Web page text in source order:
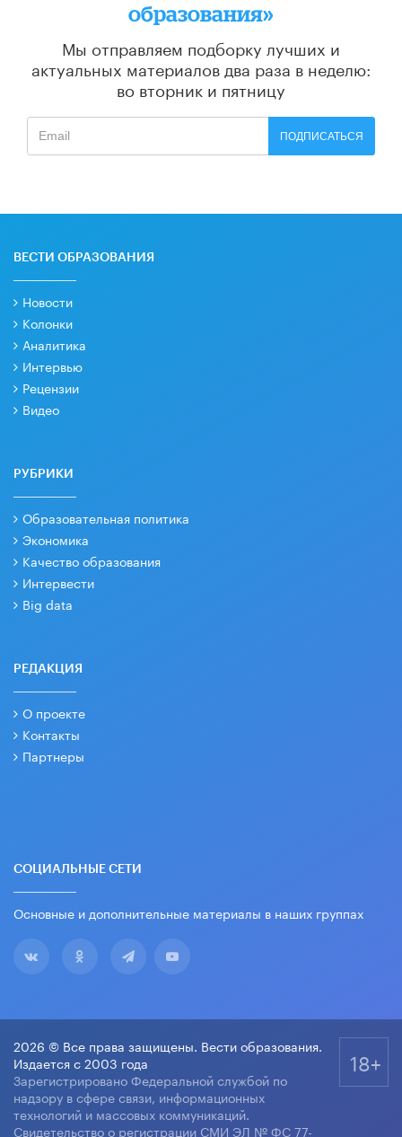
образования»
Мы отправляем подборку лучших и
актуальных материалов два раза в неделю:
во вторник и пятницу
ПОДПИСАТЬСЯ
ВЕСТИ ОБРАЗОВАНИЯ
Новости
Колонки
Аналитика
Интервью
Рецензии
Видео
РУБРИКИ
Образовательная политика
Экономика
Качество образования
Интервести
Big data
РЕДАКЦИЯ
О проекте
Контакты
Партнеры
СОЦИАЛЬНЫЕ СЕТИ
Основные и дополнительные материалы в наших группах
2026 © Все права защищены. Вести образования.
Издается с 2003 года
Зарегистрировано Федеральной службой по
надзору в сфере связи, информационных
технологий и массовых коммуникаций.
Свидетельство о регистрации СМИ ЭЛ № ФС 77-
18+